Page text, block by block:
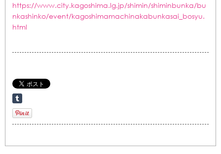
https://www.city.kagoshima.lg.jp/shimin/shiminbunka/bu
nkashinko/event/kagoshimamachinakabunkasai_bosyu.
html